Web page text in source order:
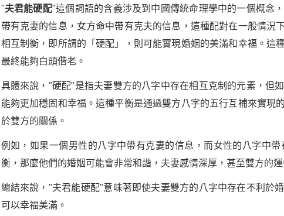
"夫君能硬配"這個詞語的含義涉及到中國傳統命理學中的一個概念
帶有克妻的信息，女方命中帶有克夫的信息，這種配對在一般情況
相互制衡，即所謂的「硬配」，則可能實現婚姻的美滿和幸福。這
最終能夠白頭偕老。
具體來說，"硬配"是指夫妻雙方的八字中存在相互克制的元素，但
能夠更加穩固和幸福。這種平衡是通過雙方八字的五行互補來實現
於雙方的關係。
例如，如果一個男性的八字中帶有克妻的信息，而女性的八字中
衡，那麼他們的婚姻可能會非常和諧，夫妻感情深厚，甚至雙方的運
總結來說，"夫君能硬配"意味著即使夫妻雙方的八字中存在不利於
可以幸福美滿。